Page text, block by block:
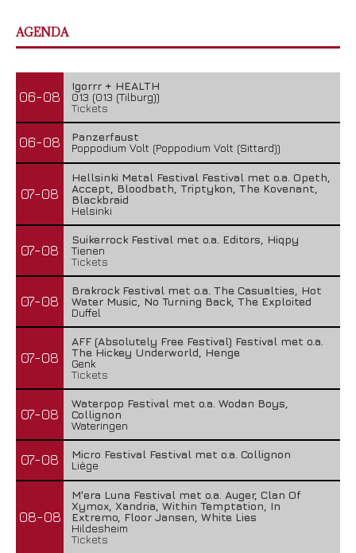
AGENDA
06-08
Igorrr + HEALTH
013 (013 (Tilburg))
Tickets
06-08
Panzerfaust
Poppodium Volt (Poppodium Volt (Sittard))
07-08
Hellsinki Metal Festival Festival met o.a. Opeth,
Accept, Bloodbath, Triptykon, The Kovenant,
Blackbraid
Helsinki
07-08
Suikerrock Festival met o.a. Editors, Hiqpy
Tienen
Tickets
07-08
Brakrock Festival met o.a. The Casualties, Hot
Water Music, No Turning Back, The Exploited
Duffel
07-08
AFF (Absolutely Free Festival) Festival met o.a.
The Hickey Underworld, Henge
Genk
Tickets
07-08
Waterpop Festival met o.a. Wodan Boys,
Collignon
Wateringen
07-08
Micro Festival Festival met o.a. Collignon
Liège
08-08
M'era Luna Festival met o.a. Auger, Clan Of
Xymox, Xandria, Within Temptation, In
Extremo, Floor Jansen, White Lies
Hildesheim
Tickets